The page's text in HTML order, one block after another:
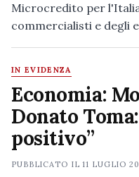
Microcredito per
commercialisti e degli
IN EVIDENZA
Economia:
Donato
positivo”
PUBBLICATO IL11 LUGLIO